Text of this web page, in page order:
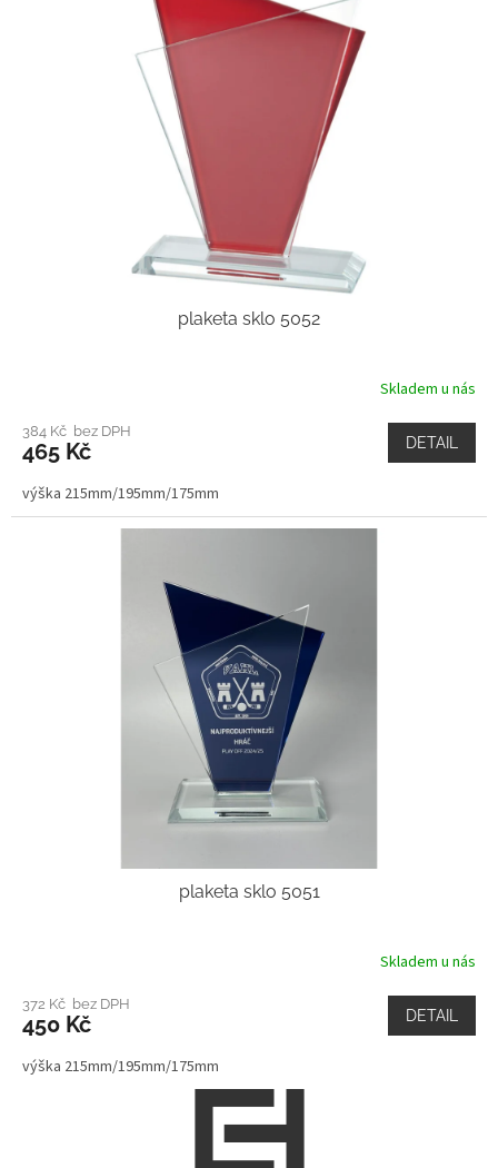
plaketa sklo 5052
Skladem u nás
384 Kč bez DPH
465 Kč DETAIL
výška 215mm/195mm/175mm
plaketa sklo 5051
Skladem u nás
372 Kč bez DPH
450 Kč DETAIL
výška 215mm/195mm/175mm